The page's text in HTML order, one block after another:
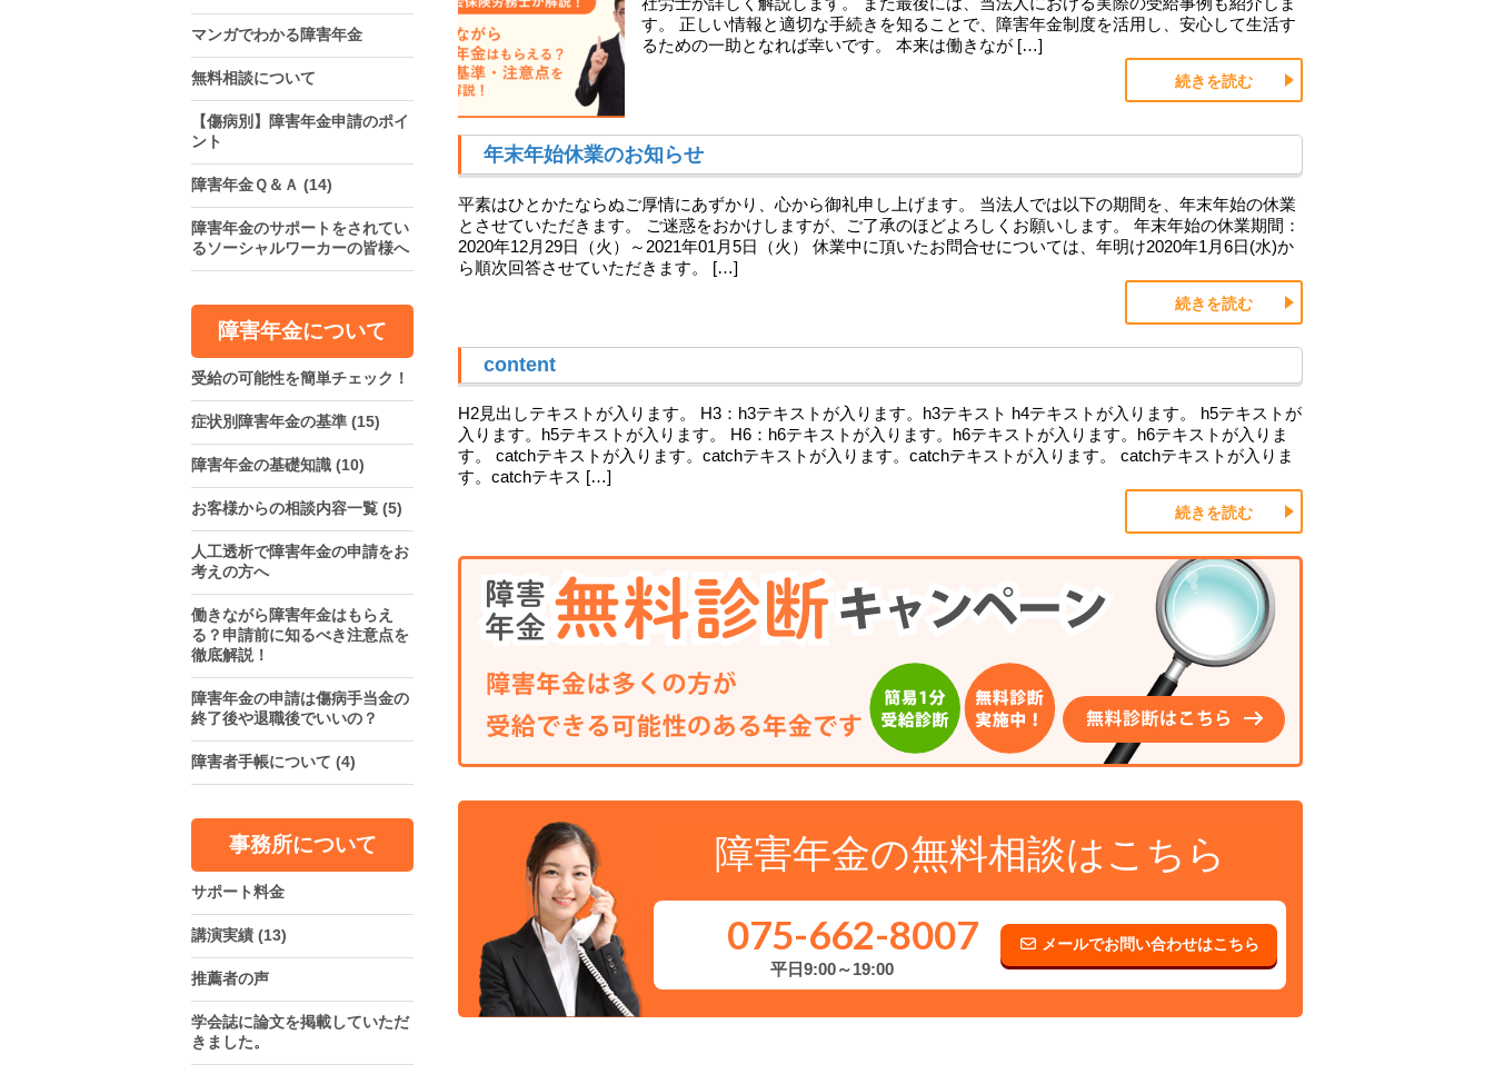
マンガでわかる障害年金
無料相談について
【傷病別】障害年金申請のポイ
ント
障害年金Ｑ＆Ａ (14)
障害年金のサポートをされてい
るソーシャルワーカーの皆様へ
障害年金について
受給の可能性を簡単チェック！
症状別障害年金の基準 (15)
障害年金の基礎知識 (10)
お客様からの相談内容一覧 (5)
人工透析で障害年金の申請をお
考えの方へ
働きながら障害年金はもらえ
る？申請前に知るべき注意点を
徹底解説！
障害年金の申請は傷病手当金の
終了後や退職後でいいの？
障害者手帳について (4)
事務所について
サポート料金
講演実績 (13)
推薦者の声
学会誌に論文を掲載していただ
きました。
す。 正しい情報と適切な手続きを知ることで、障害年金制度を活用し、安心して生活す
るための一助となれば幸いです。 本来は働きなが […]
続きを読む
年末年始休業のお知らせ
平素はひとかたならぬご厚情にあずかり、心から御礼申し上げます。 当法人では以下の期間を、年末年始の休業
とさせていただきます。 ご迷惑をおかけしますが、ご了承のほどよろしくお願いします。 年末年始の休業期間：
2020年12月29日（火）～2021年01月5日（火） 休業中に頂いたお問合せについては、年明け2020年1月6日(水)か
ら順次回答させていただきます。 […]
続きを読む
content
H2見出しテキストが入ります。 H3：h3テキストが入ります。h3テキスト h4テキストが入ります。 h5テキストが
入ります。h5テキストが入ります。 H6：h6テキストが入ります。h6テキストが入ります。h6テキストが入りま
す。 catchテキストが入ります。catchテキストが入ります。catchテキストが入ります。 catchテキストが入りま
す。catchテキス […]
続きを読む
障害年金の無料相談はこちら
075-662-8007
平日9:00～19:00
メールでお問い合わせはこちら